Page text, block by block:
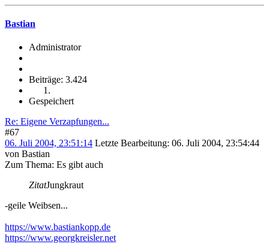
Bastian
Administrator
Beiträge: 3.424
Gespeichert
Re: Eigene Verzapfungen...
#67
06. Juli 2004, 23:51:14 Letzte Bearbeitung: 06. Juli 2004, 23:54:44
von Bastian
Zum Thema: Es gibt auch
ZitatJungkraut
-geile Weibsen...
https://www.bastiankopp.de
https://www.georgkreisler.net